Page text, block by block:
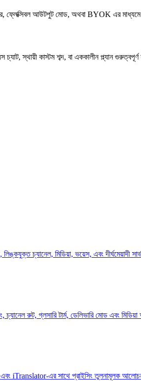
আউটপুট মোড, অথবা BYOK এর মাধ্যমে
স্থায়ী কাস্টম শব্দ, বা এককালীন প্ল্যান
চ্যানেল, মিডিয়া, ভয়েস, এবং দীর্ঘমেয়াদী
রুট, গ্লসারি টার্ম, ডেলিভারি মোড এবং
এবং iTranslator-এর সাথে প্রাইসিং তুলনামূলক